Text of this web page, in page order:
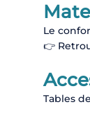
Le
👉
Tables